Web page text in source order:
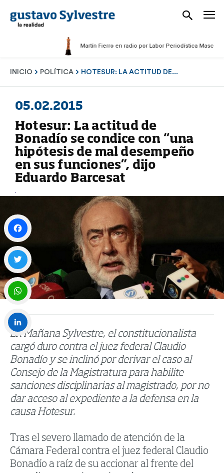
Martín Fierro en radio por Labor Periodística Masculina
INICIO POLÍTICA HOTESUR: LA ACTITUD DE...
05.02.2015
Hotesur: La actitud de
Bonadío se condice con “una
hipótesis de mal desempeño
en sus funciones”, dijo
Eduardo Barcesat
En Mañana Sylvestre, el constitucionalista
cargó duro contra el juez federal Claudio
Bonadío y se inclinó por derivar el caso al
Consejo de la Magistratura para habilite
sanciones disciplinarias al magistrado, por no
dar acceso al expediente a la defensa en la
causa Hotesur.
Tras el severo llamado de atención de la
Cámara Federal contra el juez federal Claudio
Bonadío a raíz de su accionar al frente del
Facebook
Twitter
WhatsApp
LinkedIn